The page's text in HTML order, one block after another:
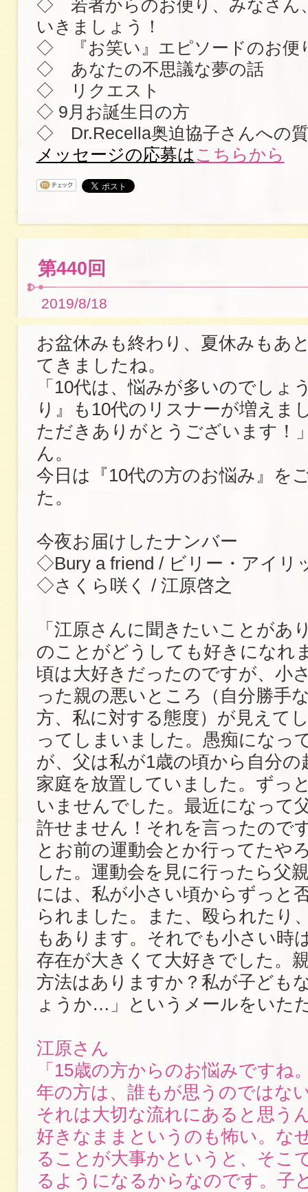
◇ 若者からのお便り、みなさん
いきましょう！
◇ 『お笑い』エピソードのお便
◇ あなたの不思議な夢の話
◇ リクエスト
◇ 9月お誕生日の方
◇ Dr.Recella奥迫協子さんへの
メッセージの応募は こちらから
第440回
2019/8/18
お盆休みも終わり、夏休みもあ
てきましたね。
「10代は、悩みが多いのでしょ
り』も10代のリスナーが増えま
ただきありがとうございます！
ん。
今日は『10代の方のお悩み』を
た。
今夜お届けしたナンバー
◇Bury a friend / ビリー・アイリ
◇さくら咲く / 江原啓之
「江原さんに聞きたいことがあ
のことがどうしても好きになれ
頃は大好きだったのですが、小
った親の悪いところ（自分勝手
方、私に対する態度）が見えて
ってしまいました。愚痴になっ
が、父は私が1歳の頃から自分の
家庭を放置していました。ずっ
いませんでした。最近になって
許せません！それを言ったので
とお前の運動会とか行ってたや
した。運動会を見に行ったら父
には、私が小さい頃からずっと
られました。また、殴られたり
もあります。それでも小さい時
存在が大きくて大好きでした。
方法はありますか？私が子ども
ょうか…」というメールをいた
江原さん
「15歳の方からのお悩みですね
年の方は、誰もが思うのではな
それは大切な流れにあると思う
好きなままというのも怖い。な
ることが大事かというと、そこ
るようになるからなのです。子